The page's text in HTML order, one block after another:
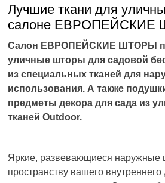
Лучшие ткани для
салоне ЕВРОПЕЙСКИЕ
Салон ЕВРОПЕЙСКИЕ ШТОРЫ
уличные шторы для садовой
из специальных тканей для
использования. А также
предметы декора для сада из
тканей Outdoor.
Яркие, развевающиеся наружные
пространству вашего